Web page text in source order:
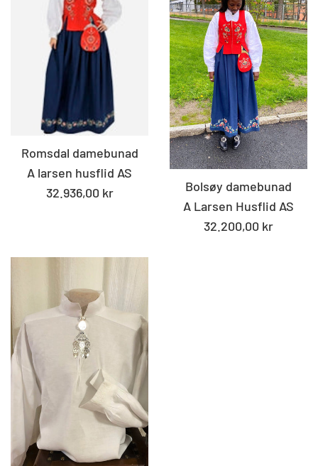
Romsdal damebunad
A larsen husflid AS
Standard
32.936,00 kr
Bolsøy damebunad
A Larsen Husflid AS
Standard
32.200,00 kr